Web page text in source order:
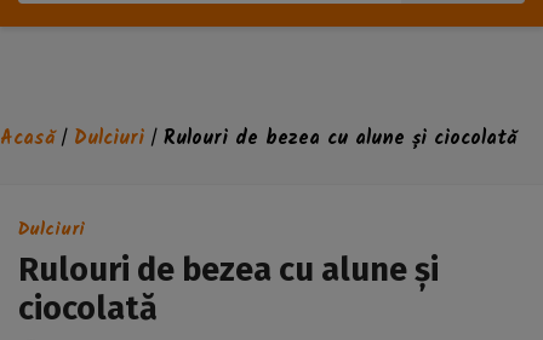
Acasă/ Dulciuri / Rulouri de bezea cu alune și ciocolată
Dulciuri
Rulouri de bezea cu alune și
ciocolată